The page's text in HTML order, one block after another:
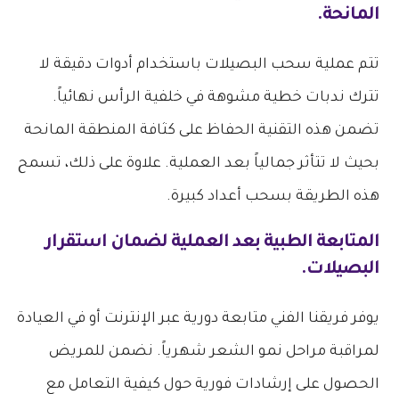
المانحة.
تتم عملية سحب البصيلات باستخدام أدوات دقيقة لا
تترك ندبات خطية مشوهة في خلفية الرأس نهائياً.
تضمن هذه التقنية الحفاظ على كثافة المنطقة المانحة
بحيث لا تتأثر جمالياً بعد العملية. علاوة على ذلك، تسمح
هذه الطريقة بسحب أعداد كبيرة.
المتابعة الطبية بعد العملية لضمان استقرار
البصيلات.
يوفر فريقنا الفني متابعة دورية عبر الإنترنت أو في العيادة
لمراقبة مراحل نمو الشعر شهرياً. نضمن للمريض
الحصول على إرشادات فورية حول كيفية التعامل مع